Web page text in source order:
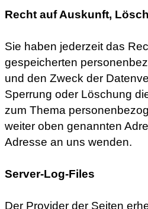
Recht auf Auskunft,
Sie haben jederzeit das
gespeicherten
und den Zweck der
Sperrung oder Löschung
zum Thema
weiter oben genannten
Adresse an uns wenden.
Server-Log-Files
Der Provider der Seiten